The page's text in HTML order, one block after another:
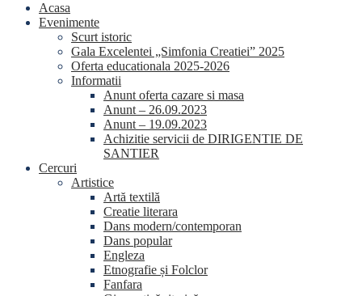
Acasa
Evenimente
Scurt istoric
Gala Excelentei „Simfonia Creatiei” 2025
Oferta educationala 2025-2026
Informatii
Anunt oferta cazare si masa
Anunt – 26.09.2023
Anunt – 19.09.2023
Achizitie servicii de DIRIGENTIE DE
SANTIER
Cercuri
Artistice
Artă textilă
Creatie literara
Dans modern/contemporan
Dans popular
Engleza
Etnografie și Folclor
Fanfara